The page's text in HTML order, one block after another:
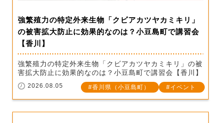
強繁殖力の特定外来生物「クビアカツヤカミキリ」
の被害拡大防止に効果的なのは？小豆島町で講習会
【香川】
強繁殖力の特定外来生物「クビアカツヤカミキリ」の被
害拡大防止に効果的なのは？小豆島町で講習会【香川】
2026.08.05 香川県（小豆島町） イベント